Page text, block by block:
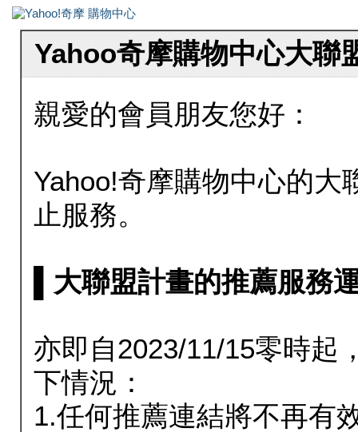
Yahoo奇摩購物中心大聯
親愛的會員朋友您好：
Yahoo!奇摩購物中心的大
止服務。
▌大聯盟計畫的推薦服務
亦即自2023/11/15零時起
下情況：
1.任何推薦連結將不再有